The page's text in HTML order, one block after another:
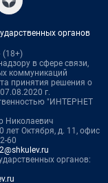
органов
(18+)
в сфере связи,
коммуникаций
принятия решения о
г.
"ИНТЕРНЕТ
Николаевич
лет Октября, д. 11, офис
60
органов: